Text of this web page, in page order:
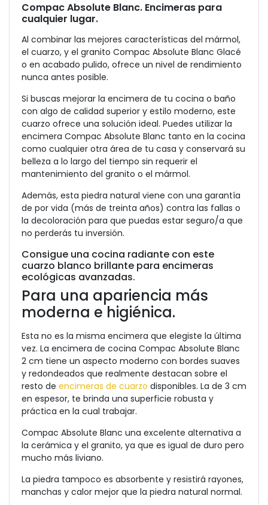
Compac Absolute Blanc. Encimeras para
cualquier lugar.
Al combinar las mejores características del mármol,
el cuarzo, y el granito Compac Absolute Blanc Glacé
o en acabado pulido, ofrece un nivel de rendimiento
nunca antes posible.
Si buscas mejorar la encimera de tu cocina o baño
con algo de calidad superior y estilo moderno, este
cuarzo ofrece una solución ideal. Puedes utilizar la
encimera Compac Absolute Blanc tanto en la cocina
como cualquier otra área de tu casa y conservará su
belleza a lo largo del tiempo sin requerir el
mantenimiento del granito o el mármol.
Además, esta piedra natural viene con una garantía
de por vida (más de treinta años) contra las fallas o
la decoloración para que puedas estar seguro/a que
no perderás tu inversión.
Consigue una cocina radiante con este
cuarzo blanco brillante para encimeras
ecológicas avanzadas.
Para una apariencia más
moderna e higiénica.
Esta no es la misma encimera que elegiste la última
vez. La encimera de cocina Compac Absolute Blanc
2 cm tiene un aspecto moderno con bordes suaves
y redondeados que realmente destacan sobre el
resto de encimeras de cuarzo disponibles. La de 3 cm
en espesor, te brinda una superficie robusta y
práctica en la cual trabajar.
Compac Absolute Blanc una excelente alternativa a
la cerámica y el granito, ya que es igual de duro pero
mucho más liviano.
La piedra tampoco es absorbente y resistirá rayones,
manchas y calor mejor que la piedra natural normal.